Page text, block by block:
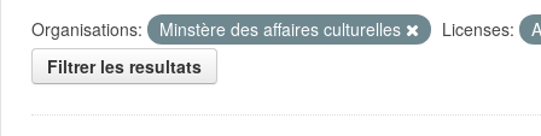
Organisations: Minstère des affaires culturelles Licenses:
Filtrer les resultats